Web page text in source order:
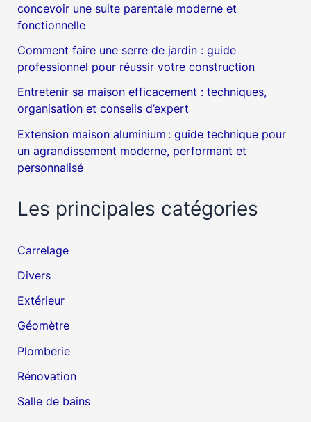
concevoir une suite parentale moderne et
fonctionnelle
Comment faire une serre de jardin : guide
professionnel pour réussir votre construction
Entretenir sa maison efficacement : techniques,
organisation et conseils d’expert
Extension maison aluminium : guide technique pour
un agrandissement moderne, performant et
personnalisé
Les principales catégories
Carrelage
Divers
Extérieur
Géomètre
Plomberie
Rénovation
Salle de bains